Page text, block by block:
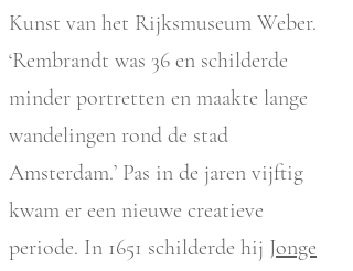
Kunst van het Rijksmuseum Weber.
‘Rembrandt was 36 en schilderde
minder portretten en maakte lange
wandelingen rond de stad
Amsterdam.’ Pas in de jaren vijftig
kwam er een nieuwe creatieve
periode. In 1651 schilderde hij Jonge